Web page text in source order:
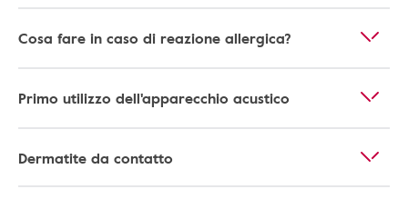
Cosa fare in caso di reazione allergica?
Primo utilizzo dell'apparecchio acustico
Dermatite da contatto